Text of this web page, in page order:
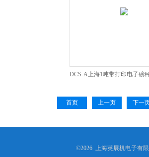
DCS-A上海1吨带打印电子磅
首页
上一页 下一
©2026 上海英展机电子有